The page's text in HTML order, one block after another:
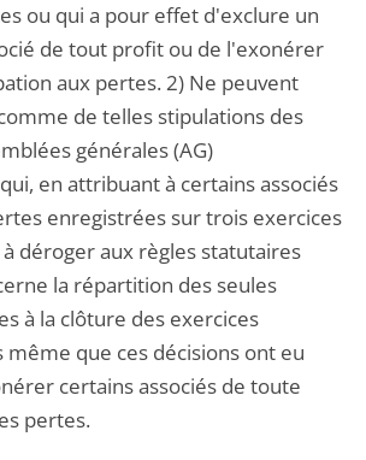
ou qui a pour effet d'exclure un
de tout profit ou de l'exonérer
aux pertes. 2) Ne peuvent
de telles stipulations des
générales (AG)
en attribuant à certains associés
enregistrées sur trois exercices
déroger aux règles statutaires
la répartition des seules
à la clôture des exercices
même que ces décisions ont eu
certains associés de toute
pertes.